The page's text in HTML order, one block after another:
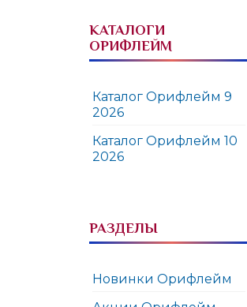
КАТАЛОГИ
ОРИФЛЕЙМ
Каталог Орифлейм 9
2026
Каталог Орифлейм 10
2026
РАЗДЕЛЫ
Новинки Орифлейм